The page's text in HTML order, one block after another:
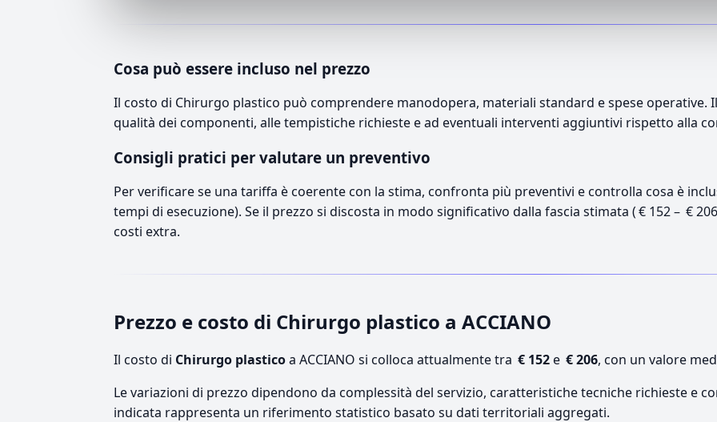
Cosa può essere incluso nel prezzo
Il costo di Chirurgo plastico può comprendere manodopera, materiali standard e spese operative.
qualità dei componenti, alle tempistiche richieste e ad eventuali interventi aggiuntivi rispetto alla
Consigli pratici per valutare un preventivo
Per verificare se una tariffa è coerente con la stima, confronta più preventivi e controlla cosa è
tempi di esecuzione). Se il prezzo si discosta in modo significativo dalla fascia stimata ( € 152 – €
costi extra.
Prezzo e costo di Chirurgo plastico a ACCIANO
Il costo di Chirurgo plasticoa ACCIANO si colloca attualmente tra € 152e € 206, con un valore
Le variazioni di prezzo dipendono da complessità del servizio, caratteristiche tecniche richieste e
indicata rappresenta un riferimento statistico basato su dati territoriali aggregati.